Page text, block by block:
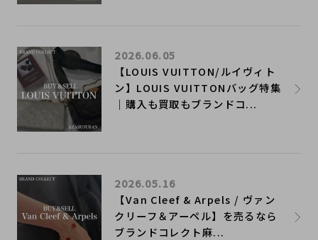
【LOUIS VUITTON/ルイヴィト
ン】LOUIS VUITTONバッグ特集
｜購入も買取もブランドコ...
2026.06.05
【Van Cleef & Arpels / ヴァン
クリーフ＆アーペル】を売るなら
ブランドコレクト麻...
2026.05.16